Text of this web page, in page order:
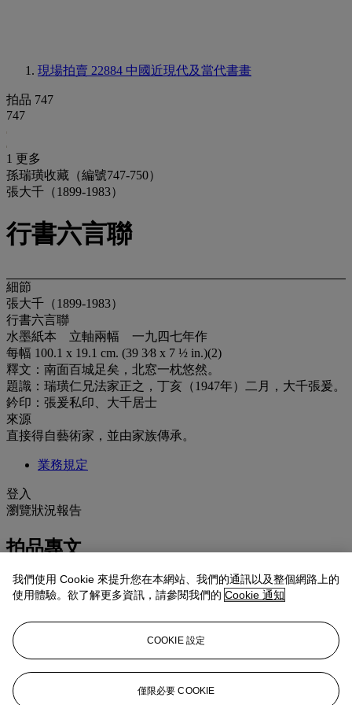
現場拍賣 22884 中國近現代及當代書畫
拍品 747
747
1 更多
孫瑞璜收藏（編號747-750）
張大千（1899-1983）
行書六言聯
細節
張大千（1899-1983）
行書六言聯
水墨紙本 立軸兩幅 一九四七年作
每幅 100.1 x 19.1 cm. (39 3⁄8 x 7 ½ in.)(2)
釋文：南面百城足矣，北窓一枕悠然。
題識：瑞璜仁兄法家正之，丁亥（1947年）二月，大千張爰。
鈐印：張爰私印、大千居士
來源
直接得自藝術家，並由家族傳承。
業務規定
登入
瀏覽狀況報告
拍品專文
孫瑞璜（1900-1980），名祖銘，字瑞璜，上海市崇明縣人。
1917年考取北京清華學校，1921年畢業，公費赴美留學。先後
學位。回國後先後擔任南開大學教授、國民政府建設委員會總
稽核、郵政儲金匯業總局會計處副處長等職。1930年新華銀行
上海銀行界具影響力。本輯作品出自孫瑞璜家族後人，多俱上
款，可謂是傳承有序的佳作。
我們使用 Cookie 來提升您在本網站、我們的通訊以及整個網路上的
使用體驗。欲了解更多資訊，請參閱我們的 Cookie 通知
COOKIE 設定
僅限必要 COOKIE